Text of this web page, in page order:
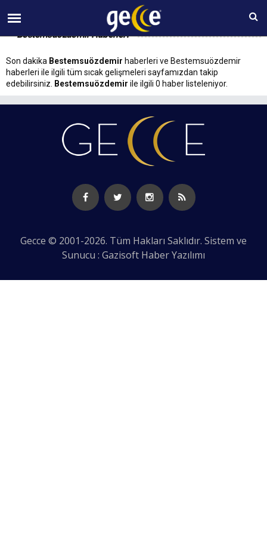
09 AĞUSTOS Pazar 05:49
Bestemsuözdemir Haberleri
Son dakika Bestemsuözdemir haberleri ve Bestemsuözdemir
haberleri ile ilgili tüm sıcak gelişmeleri sayfamızdan takip
edebilirsiniz.
Bestemsuözdemir ile ilgili 0 haber listeleniyor.
Gecce © 2001-2026. Tüm Hakları Saklıdır. Sistem ve
Sunucu : Gazisoft Haber Yazılımı